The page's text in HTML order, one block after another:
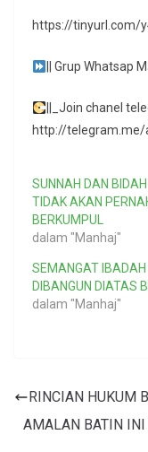
https://tinyurl.com/
|| Grup Whatsap
||_Join chanel
http://telegram.me/
SUNNAH DAN BIDAH
TIDAK AKAN
BERKUMPUL
dalam "Manhaj"
SEMANGAT IBADAH
DIBANGUN DIATAS
dalam "Manhaj"
RINCIAN HUKUM
AMALAN BATIN